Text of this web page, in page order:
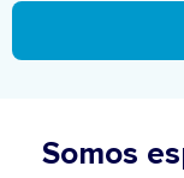
Somos